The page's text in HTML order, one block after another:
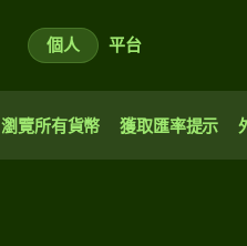
個人 平台
瀏覽所有貨幣 獲取匯率提示